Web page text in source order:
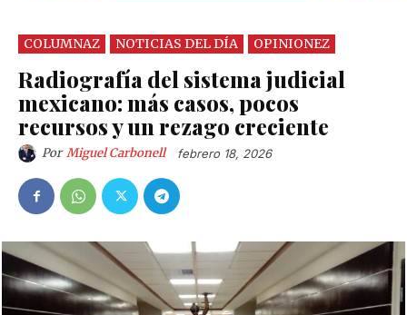
COLUMNAZ NOTICIAS DEL DÍA OPINIONEZ
Radiografía del sistema judicial
mexicano: más casos, pocos
recursos y un rezago creciente
Por Miguel Carbonell febrero 18, 2026